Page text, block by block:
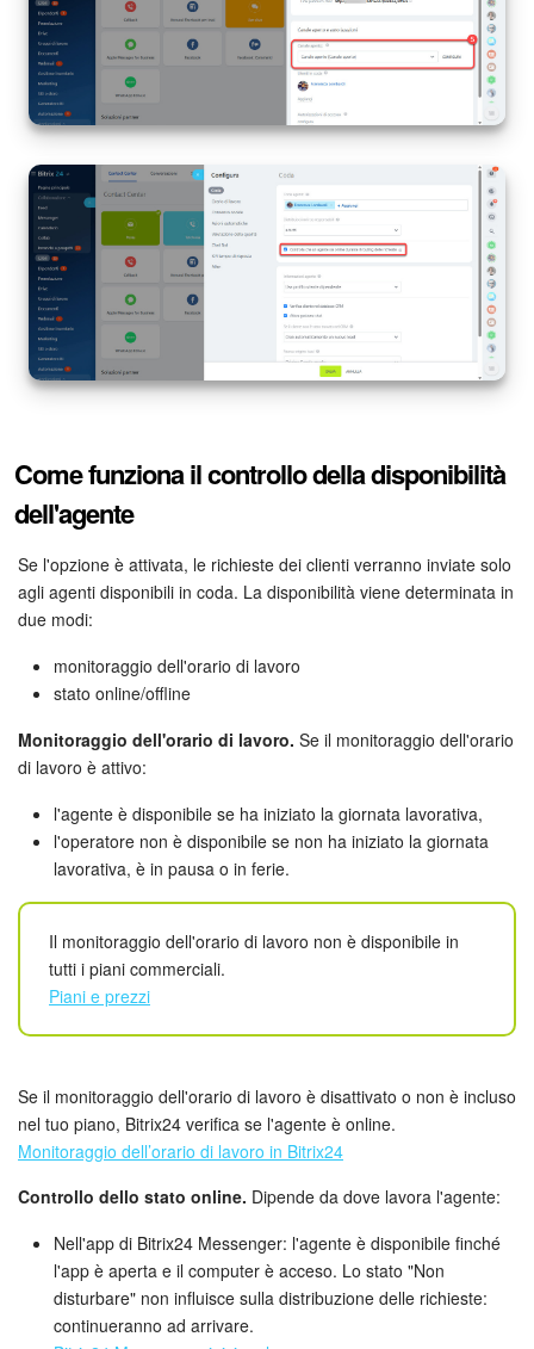
Knowledge base
Firma elettronica
Automazione
Flussi di lavoro
Marketing
Gestione inventario
Mio profilo
Impostazioni
Enterprise
Bitrix24 On-Premise
Bitrix24 Messenger
INIZIA GRATIS
ACCEDI
Come funziona il controllo della disponibilità
dell'agente
Se l'opzione è attivata, le richieste dei clienti verranno inviate solo
agli agenti disponibili in coda. La disponibilità viene determinata in
due modi:
monitoraggio dell'orario di lavoro
stato online/offline
Monitoraggio dell'orario di lavoro. Se il monitoraggio dell'orario
di lavoro è attivo:
l'agente è disponibile se ha iniziato la giornata lavorativa,
l'operatore non è disponibile se non ha iniziato la giornata
lavorativa, è in pausa o in ferie.
Il monitoraggio dell'orario di lavoro non è disponibile in
tutti i piani commerciali.
Piani e prezzi
Se il monitoraggio dell'orario di lavoro è disattivato o non è incluso
nel tuo piano, Bitrix24 verifica se l'agente è online.
Monitoraggio dell’orario di lavoro in Bitrix24
Controllo dello stato online. Dipende da dove lavora l'agente:
Nell'app di Bitrix24 Messenger: l'agente è disponibile finché
l'app è aperta e il computer è acceso. Lo stato "Non
disturbare" non influisce sulla distribuzione delle richieste:
continueranno ad arrivare.